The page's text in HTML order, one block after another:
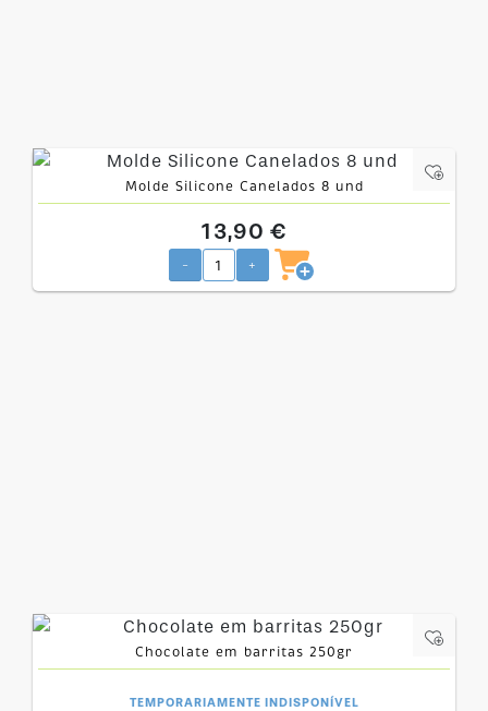
Molde Silicone Canelados 8 und
13,90 €
- +
Chocolate em barritas 250gr
TEMPORARIAMENTE INDISPONÍVEL